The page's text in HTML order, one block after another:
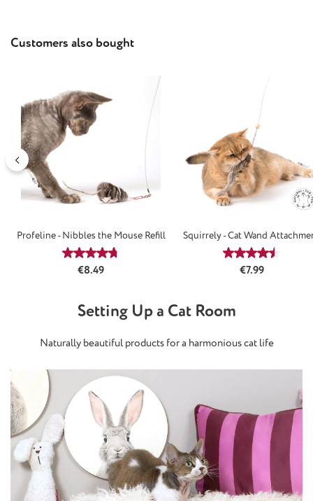
Skip product gallery
Customers also bought
Profeline - Nibbles the Mouse Refill
Average rating of 4.65 out of 5 stars
Regular price:
€8.49
Squirrely - Cat Wand
Average
Regular price:
€7.99
Setting Up a Cat Room
Naturally beautiful products for a harmonious cat life